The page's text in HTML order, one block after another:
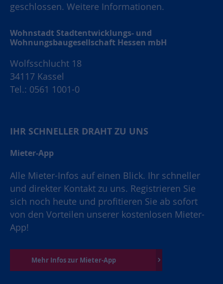
geschlossen. Weitere Informationen.
Wohnstadt Stadtentwicklungs- und
Wohnungsbaugesellschaft Hessen mbH
Wolfsschlucht 18
34117 Kassel
Tel.: 0561 1001-0
IHR SCHNELLER DRAHT ZU UNS
Mieter-App
Alle Mieter-Infos auf einen Blick. Ihr schneller
und direkter Kontakt zu uns. Registrieren Sie
sich noch heute und profitieren Sie ab sofort
von den Vorteilen unserer kostenlosen Mieter-
App!
Mehr Infos zur Mieter-App